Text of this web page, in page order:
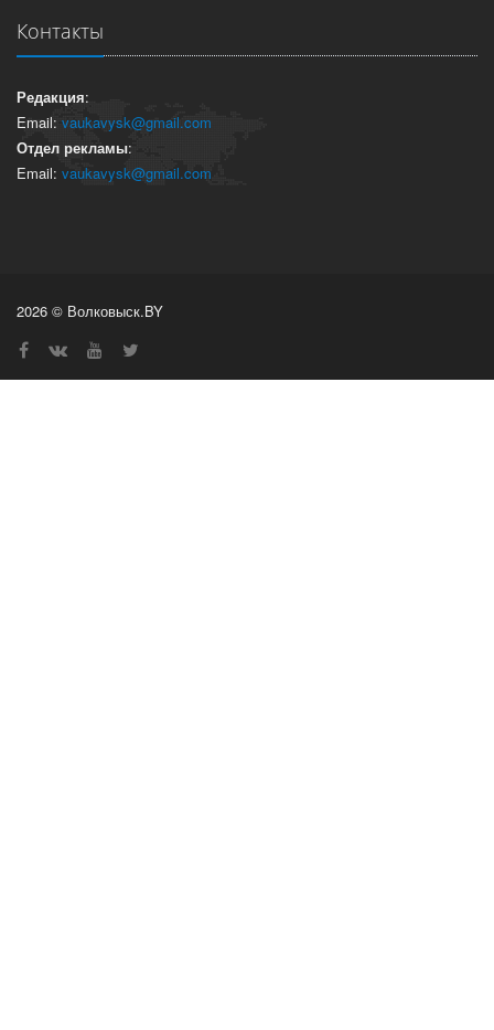
Контакты
Редакция:
Email: vaukavysk@gmail.com
Отдел рекламы:
Email: vaukavysk@gmail.com
2026 © Волковыск.BY